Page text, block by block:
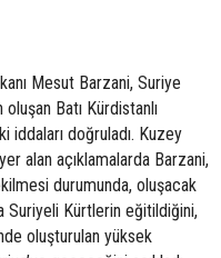
Mesut Barzani, Suriye
Batı Kürdistanlı
doğruladı. Kuzey
alan açıklamalarda Barzani,
durumunda, oluşacak
Suriyeli Kürtlerin eğitildiğini,
oluşturulan yüksek